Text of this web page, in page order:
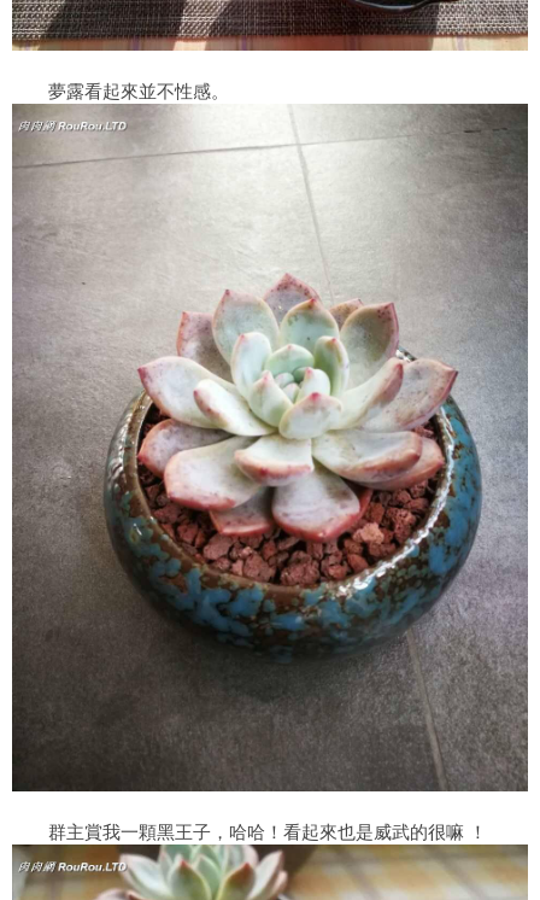
夢露看起來並不性感。
群主賞我一顆黑王子，哈哈！看起來也是威武的很嘛 ！